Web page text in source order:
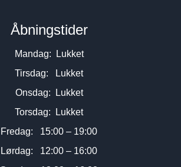
Åbningstider
Mandag: Lukket
Tirsdag: Lukket
Onsdag: Lukket
Torsdag: Lukket
Fredag: 15:00 – 19:00
Lørdag: 12:00 – 16:00